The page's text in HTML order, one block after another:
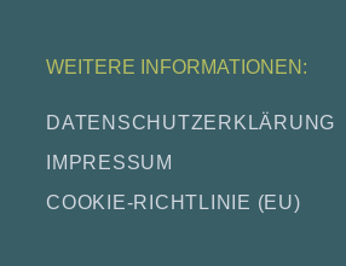
WEITERE INFORMATIONEN:
DATEN­SCHUTZ­ER­KLÄ­RUNG
IMPRES­SUM
COO­KIE-RICH­T­­LI­­NIE (EU)